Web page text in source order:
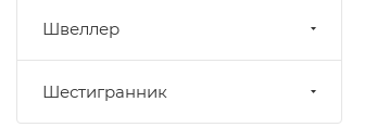
Швеллер
Шестигранник